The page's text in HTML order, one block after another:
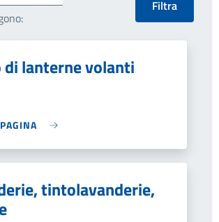
di lanterne volanti
tintolavanderie,